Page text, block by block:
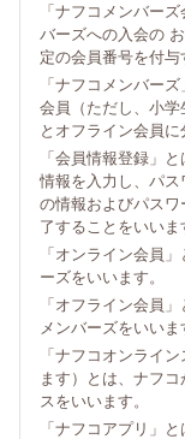
「ナフコメンバー
バーズへの入会の
定の会員番号を付与
「ナフコメンバー
会員（ただし、小
とオフライン会員に
「会員情報登録」
情報を入力し、パ
の情報およびパス
了することをいいま
「オンライン会員
ーズをいいます。
「オフライン会員
メンバーズをいいま
「ナフコオンライ
ます）とは、ナフ
スをいいます。
「ナフコアプリ」